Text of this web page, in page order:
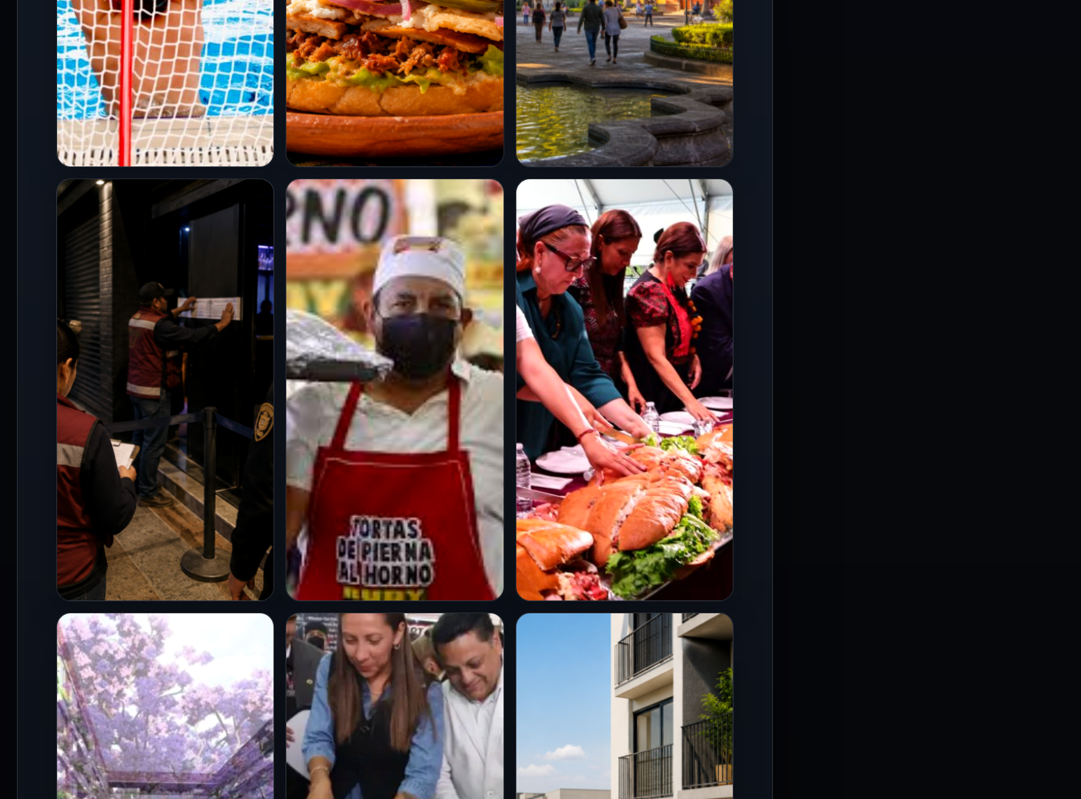
CDMX
Clara Brugada apuesta
por cuidados y deporte
con nueva Utopía en
Venustiano Carranza
25 May 2026
La jefa de Gobierno de la
Ciudad de México, Clara
Brugada Molina, inauguró la
Utopía “La Heroica” en…
CDMX
Anuncian la Feria de la
Torta CDMX 2026;
revisa las fechas y la
ubicación
21 Jul 2026
La Feria de la Torta CDMX
2026 ya tiene una fecha
prevista para su nueva
edición en la…
La primera Utopía de
Coyoacán abre sus
puertas: así será el
nuevo espacio gratuito
con alberca olímpica,
servicios médicos y
cultura
6 Ago 2026
La Ciudad de México sumará
un nuevo espacio dedicado
al bienestar, el deporte y la
cultura con la…
CDMX
Negocios nocturnos
bajo la lupa: operativos
dejan clausuras y
suspensiones en diez
alcaldías
4 Ago 2026
La estrategia "La Noche es
de Todos" sumó 11
CDMX
¡No te quedes sin probar
las tortas más creativas
de la ciudad! La Feria de
la Torta cierra hoy
2 Ago 2026
Hay planes que alimentan el
alma y otros que alimentan
el estómago de forma
Megatorta de más de 1.7
toneladas marca el
arranque de la Feria de la
Torta 2026 en CDMX
Ciudad de México.- La jefa
de Gobierno, Clara Brugada
Molina, inauguró la edición